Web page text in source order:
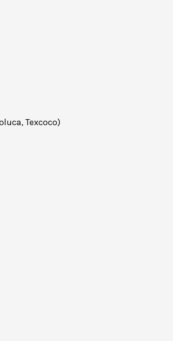
Texcoco)